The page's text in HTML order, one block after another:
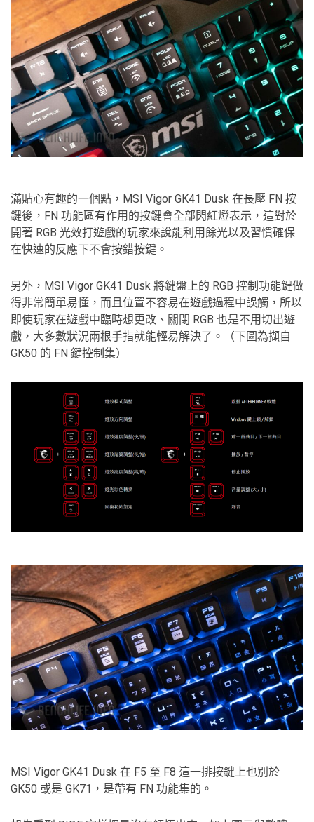
滿貼心有趣的一個點，MSI Vigor GK41 Dusk 在長壓 FN 按
鍵後，FN 功能區有作用的按鍵會全部閃紅燈表示，這對於
開著 RGB 光效打遊戲的玩家來說能利用餘光以及習慣確保
在快速的反應下不會按錯按鍵。
另外，MSI Vigor GK41 Dusk 將鍵盤上的 RGB 控制功能鍵做
得非常簡單易懂，而且位置不容易在遊戲過程中誤觸，所以
即使玩家在遊戲中臨時想更改、關閉 RGB 也是不用切出遊
戲，大多數狀況兩根手指就能輕易解決了。（下圖為擷自
GK50 的 FN 鍵控制集）
MSI Vigor GK41 Dusk 在 F5 至 F8 這一排按鍵上也別於
GK50 或是 GK71，是帶有 FN 功能集的。